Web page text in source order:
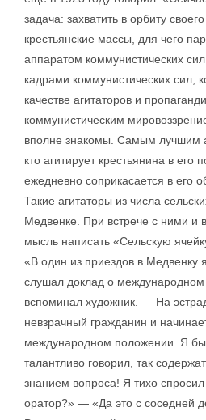
задача: захватить в орбиту
крестьянские массы, для чего
аппаратом коммунистических
кадрами коммунистических сил,
качестве агитаторов и
коммунистическим
вполне знакомы. Самым лучшим
кто агитирует крестьянина в его
ежедневно соприкасается в его
Такие агитаторы из числа
Медвенке. При встрече с ними и
мысль написать «Сельскую
«В один из приездов в Медвенку
слушал доклад о
вспоминал художник. — На
невзрачный гражданин и
международном положении. Я
талантливо говорил, так
знанием вопроса! Я тихо спросил
оратор?» — «Да это с соседней